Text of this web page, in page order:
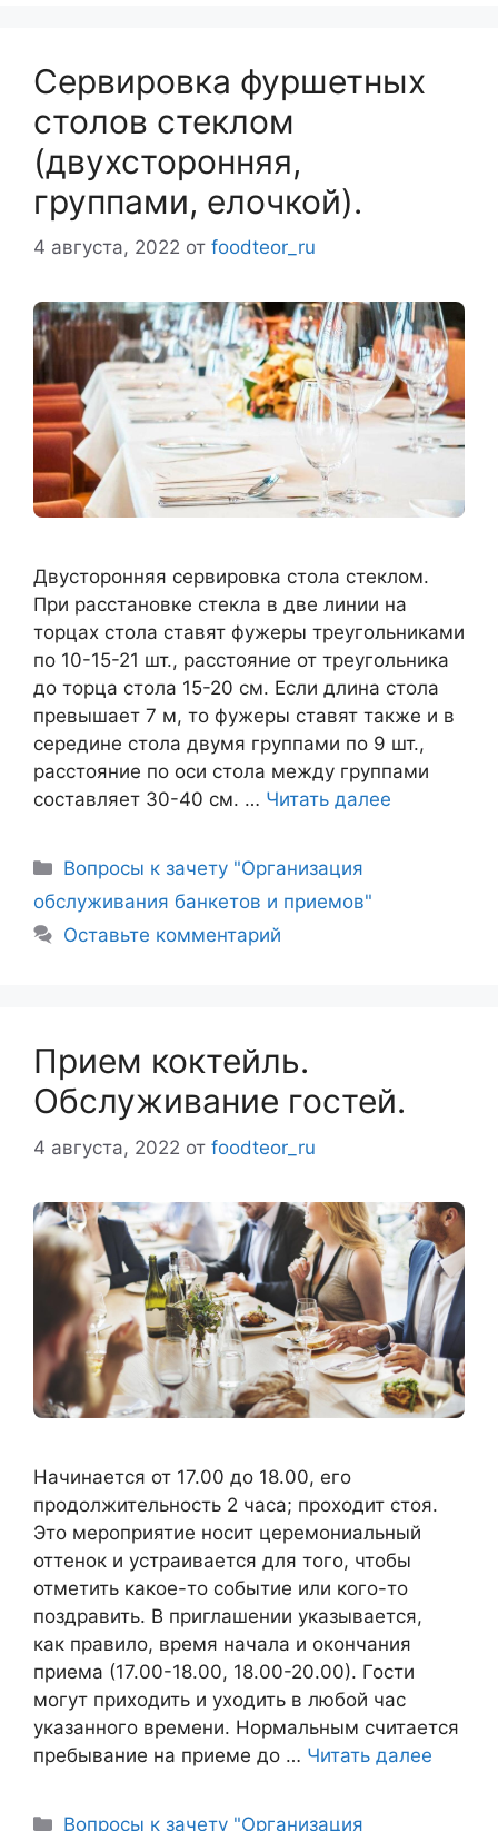
Сервировка фуршетных
столов стеклом
(двухсторонняя,
группами, елочкой).
4 августа, 2022 от foodteor_ru
Двусторонняя сервировка стола стеклом.
При расстановке стекла в две линии на
торцах стола ставят фужеры треугольниками
по 10-15-21 шт., расстояние от треугольника
до торца стола 15-20 см. Если длина стола
превышает 7 м, то фужеры ставят также и в
середине стола двумя группами по 9 шт.,
расстояние по оси стола между группами
составляет 30-40 см. … Читать далее
Рубрики
Вопросы к зачету "Организация
обслуживания банкетов и приемов"
Оставьте комментарий
Прием коктейль.
Обслуживание гостей.
4 августа, 2022 от foodteor_ru
Начинается от 17.00 до 18.00, его
продолжительность 2 часа; проходит стоя.
Это мероприятие носит церемониальный
оттенок и устраивается для того, чтобы
отметить какое-то событие или кого-то
поздравить. В приглашении указывается,
как правило, время начала и окончания
приема (17.00-18.00, 18.00-20.00). Гости
могут приходить и уходить в любой час
указанного времени. Нормальным считается
пребывание на приеме до … Читать далее
Рубрики
Вопросы к зачету "Организация